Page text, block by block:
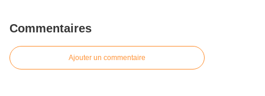
Commentaires
Ajouter un commentaire